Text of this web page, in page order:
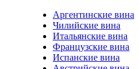
Аргентинские вина
Чилийские вина
Итальянские вина
Французские вина
Испанские вина